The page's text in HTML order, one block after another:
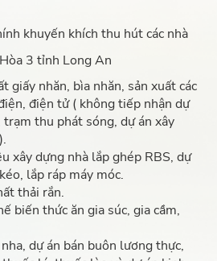
khuyến khích thu hút các nhà
3 tỉnh Long An
giấy nhăn, bìa nhăn, sản xuất các
điện tử ( không tiếp nhận dự
thu phát sóng, dự án xây
xây dựng nhà lắp ghép RBS, dự
lắp ráp máy móc.
thải rắn.
biến thức ăn gia súc, gia cầm,
dự án bán buôn lương thực,